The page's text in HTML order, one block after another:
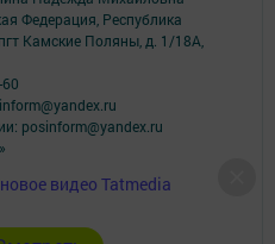
видео Tatmedia
Федерация, Республика
Камские Поляны, д. 1/18А,
posinform@yandex.ru